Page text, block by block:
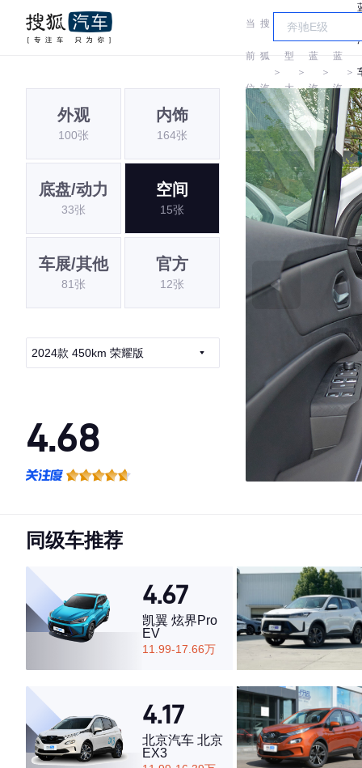
当
前
位
置:
搜
狐
汽
车
＞
车
型
大
全
＞
睿
蓝
汽
车
＞
蓝
汽
车
＞
7
外观
100张
内饰
164张
底盘/动力
33张
空间
15张
车展/其他
81张
官方
12张
2024款 450km 荣耀版
4.68
·空间表现较为优秀，优于72%同级车
同级车推荐
4.67
凯翼 炫界Pro
EV
11.99-17.66万
4.17
北京汽车 北京
EX3